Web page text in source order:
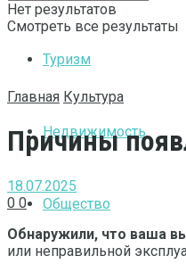
Туризм
Недвижимость
Общество
Нет результатов
Смотреть все результаты
Главная Культура
Причины
18.07.2025
0 0
Обнаружили, что ваша
или неправильной